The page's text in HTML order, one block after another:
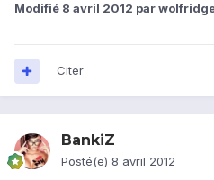
Modifié 8 avril 2012 par
Citer
BankiZ
Posté(e) 8 avril 2012